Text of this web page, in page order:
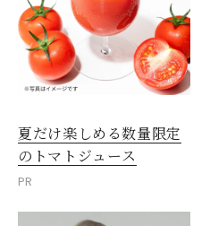
夏だけ楽しめる数量限定
のトマトジュース
PR